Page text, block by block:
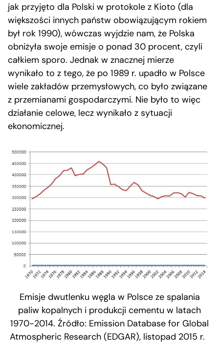
jak przyjęto dla Polski w protokole z Kioto (dla
większości innych państw obowiązującym rokiem
był rok 1990), wówczas wyjdzie nam, że Polska
obniżyła swoje emisje o ponad 30 procent, czyli
całkiem sporo. Jednak w znacznej mierze
wynikało to z tego, że po 1989 r. upadło w Polsce
wiele zakładów przemysłowych, co było związane
z przemianami gospodarczymi. Nie było to więc
działanie celowe, lecz wynikało z sytuacji
ekonomicznej.
Emisje dwutlenku węgla w Polsce ze spalania
paliw kopalnych i produkcji cementu w latach
1970-2014. Źródło: Emission Database for Global
Atmospheric Research (EDGAR), listopad 2015 r.